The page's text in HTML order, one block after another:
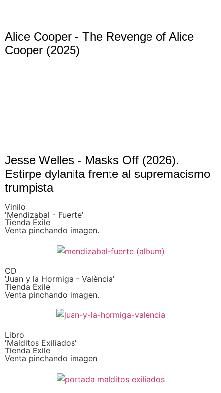
Alice Cooper - The Revenge of Alice
Cooper (2025)
Jesse Welles - Masks Off (2026).
Estirpe dylanita frente al supremacismo
trumpista
Vinilo
'Mendizabal - Fuerte'
Tienda Exile
Venta pinchando imagen.
CD
'Juan y la Hormiga - València'
Tienda Exile
Venta pinchando imagen.
Libro
'Malditos Exiliados'
Tienda Exile
Venta pinchando imagen